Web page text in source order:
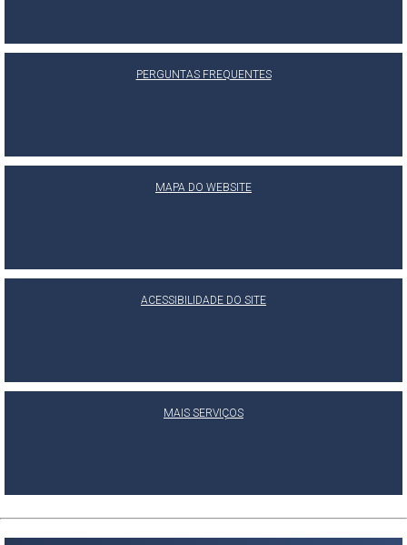
PERGUNTAS FREQUENTES
MAPA DO WEBSITE
ACESSIBILIDADE DO SITE
MAIS SERVIÇOS